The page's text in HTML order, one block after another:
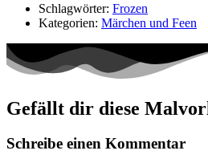
Schlagwörter: Frozen
Kategorien: Märchen und Feen
Gefällt dir diese
Schreibe einen Kommentar